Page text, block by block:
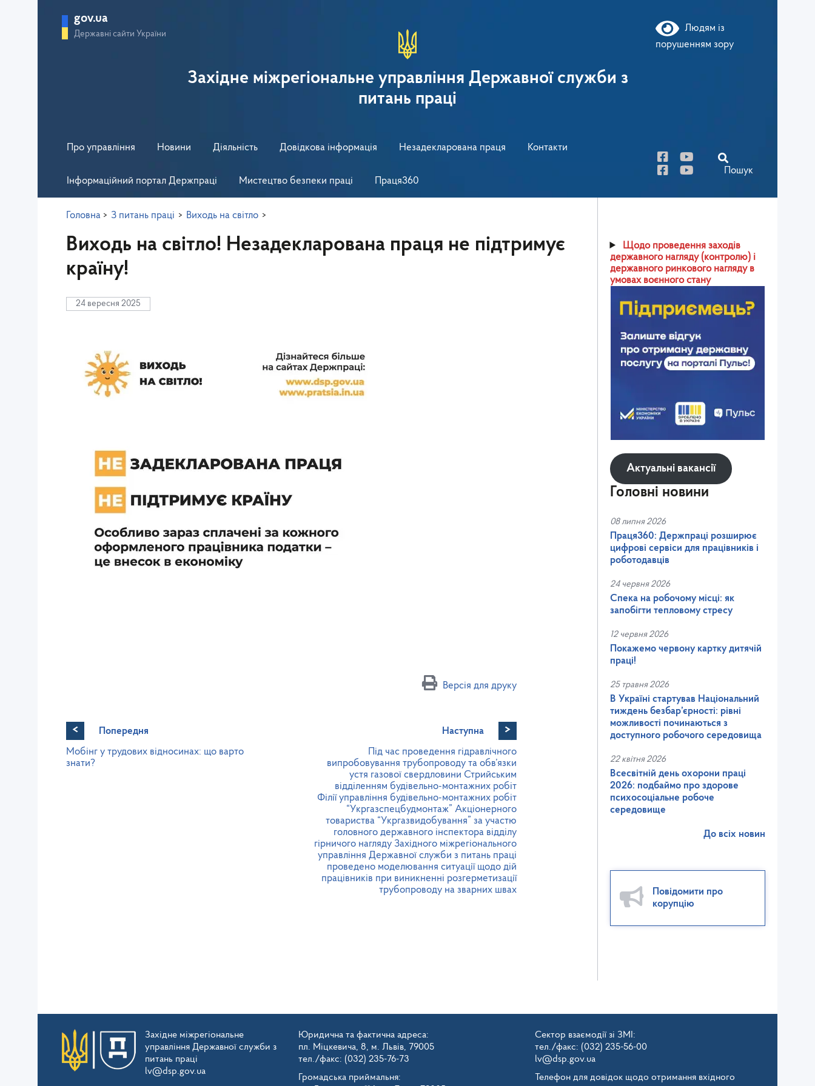
gov.ua
Державні сайти України
Людям із
порушенням зору
Західне міжрегіональне управління Державної служби з
питань праці
Про управління Новини Діяльність Довідкова інформація Незадекларована праця Контакти
Інформаційний портал Держпраці Мистецтво безпеки праці Праця360
Пошук
Головна > З питань праці > Виходь на світло >
Виходь на світло! Незадекларована праця не підтримує
країну!
24 вересня 2025
Версія для друку
<
Попередня
Мобінг у трудових відносинах: що варто
знати?
Наступна >
Під час проведення гідравлічного
випробовування трубопроводу та обв’язки
устя газової свердловини Стрийським
відділенням будівельно-монтажних робіт
Філії управління будівельно-монтажних робіт
“Укргазспецбудмонтаж” Акціонерного
товариства “Укргазвидобування” за участю
головного державного інспектора відділу
гірничого нагляду Західного міжрегіонального
управління Державної служби з питань праці
проведено моделювання ситуації щодо дій
працівників при виникненні розгерметизації
трубопроводу на зварних швах
Щодо проведення заходів
державного нагляду (контролю) і
державного ринкового нагляду в
умовах воєнного стану
Актуальні вакансії
Головні новини
08 липня 2026
Праця360: Держпраці розширює
цифрові сервіси для працівників і
роботодавців
24 червня 2026
Спека на робочому місці: як
запобігти тепловому стресу
12 червня 2026
Покажемо червону картку дитячій
праці!
25 травня 2026
В Україні стартував Національний
тиждень безбар’єрності: рівні
можливості починаються з
доступного робочого середовища
22 квітня 2026
Всесвітній день охорони праці
2026: подбаймо про здорове
психосоціальне робоче
середовище
До всіх новин
Повідомити про
корупцію
Західне міжрегіональне
управління Державної служби з
питань праці
lv@dsp.gov.ua
Юридична та фактична адреса:
пл. Міцкевича, 8, м. Львів, 79005
тел./факс: (032) 235-76-73
Громадська приймальня:
Сектор взаємодії зі ЗМІ:
тел./факс: (032) 235-56-00
lv@dsp.gov.ua
Телефон для довідок щодо отримання вхідного